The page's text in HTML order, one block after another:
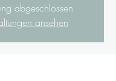
abgeschlossen
ansehen